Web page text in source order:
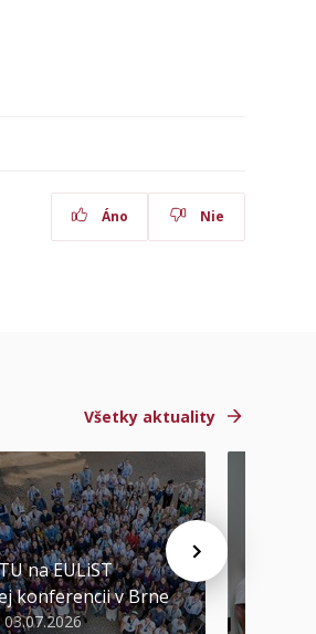
Áno Nie
Všetky aktuality
na EULiST
konferencii v Brne